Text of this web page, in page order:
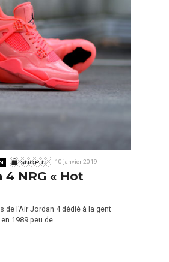
SHOP IT 10 janvier 2019
4 NRG « Hot
de l’Air Jordan 4 dédié à la gent
1989 peu de…